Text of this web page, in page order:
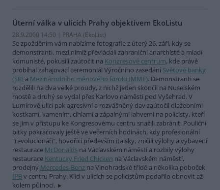
Úterní válka v ulicích Prahy objektivem EkoListu
28.9.2000 14:50 | PRAHA (EkoList)
Se zpožděním vám nabízíme fotografie z úterý 26. září, kdy se
demonstranti, mezi nimiž převládali zahraniční anarchisté a mladí
komunisté, pokusili zaútočit na Kongresové centrum, kde právě
probíhal zahajovací ceremoniál Výročního zasedání Světové banky
(SB) a Mezinárodního měnového fondu (MMF). Demonstranti se
rozdělili na dva velké proudy, z nichž jeden skončil na Nuselském
mostě a druhý se vydal přes Karlovo náměstí pod Vyšehrad. V
Lumírově ulici pak agresivní a rozvášněný dav zaútočil dlažebními
kostkami, kamením, cihlami a zápalnými lahvemi na policisty, kteří
se jim v přístupu ke Kongresovému centru snažili zabránit. Pouliční
bitky pokračovaly ještě ve večerních hodinách, kdy profesionální
"revolucionáři", hovořící především italsky, zničili výlohy a vybavení
restaurace McDonalds na Václavském náměstí a rozbily výlohy
restaurace Kentucky Fried Chicken na Václavském náměstí,
prodejny Mercedes-Benz na Vinohradské třídě a několika poboček
IPBv centru Prahy. Klid v ulicích se policistům podařilo obnovit až
kolem půlnoci.